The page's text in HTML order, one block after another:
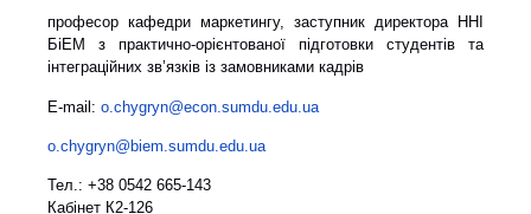
професор кафедри маркетингу, заступник директора ННІ
БіЕМ з практично-орієнтованої підготовки студентів та
інтеграційних зв’язків із замовниками кадрів
E-mail: o.chygryn@econ.sumdu.edu.ua
o.chygryn@biem.sumdu.edu.ua
Тел.: +38 0542 665-143
Кабінет К2-126